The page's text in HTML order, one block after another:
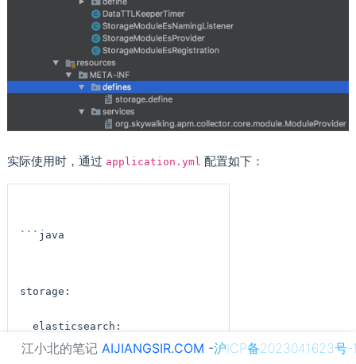
实际使用时，通过 application.yml 配置如下：
```java
storage:
  elasticsearch:
江小北的笔记 AIJIANGSIR.COM -沪ICP备2023041623号-